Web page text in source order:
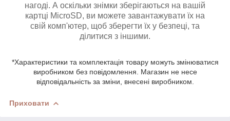
нагоді. А оскільки знімки зберігаються на вашій
картці MicroSD, ви можете завантажувати їх на
свій комп'ютер, щоб зберегти їх у безпеці, та
ділитися з іншими.
*Характеристики та комплектація товару можуть змінюватися
виробником без повідомлення. Магазин не несе
відповідальність за зміни, внесені виробником.
Приховати